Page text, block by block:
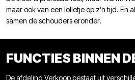
maar ook van een lolletje op z’n tijd. En
samen de schouders eronder.
FUNCTIES BINNEN
De afdeling Verkoop bestaat uit